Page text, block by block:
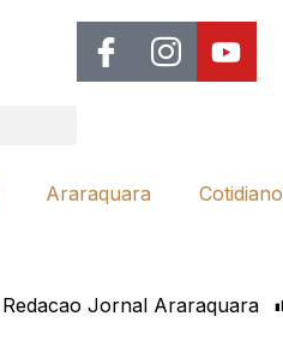
Araraquara Cotidiano
Redacao Jornal Araraquara